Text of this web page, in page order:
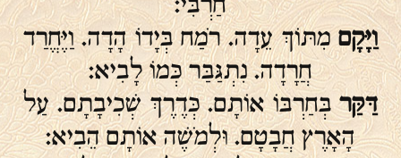
וַיָּקָםמִתּוֹךְ עֵדָה. רֹמַח בְּיָדוֹ הָדָה. וַיֶּחֱרַד
חֲרָדָה. נִתְגַּבַּר כְּמוֹ לָבִיא:
דַּקַּרבְּחַרְבּוֹ אוֹתָם. כְּדֶרֶךְ שְׁכִיבָתָם. עַל
הָאָרֶץ חֲבָטָם. וּלְמֹשֶׁה אוֹתָם הֵבִיא: